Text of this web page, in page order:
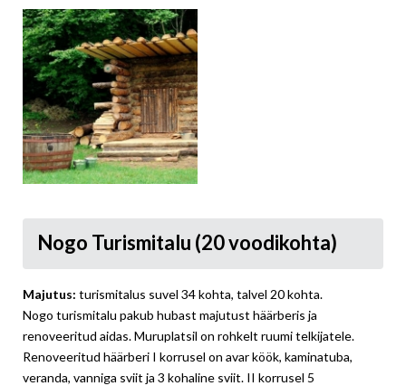
Nogo Turismitalu (20 voodikohta)
Majutus: turismitalus suvel 34 kohta, talvel 20 kohta.
Nogo turismitalu pakub hubast majutust häärberis ja
renoveeritud aidas. Muruplatsil on rohkelt ruumi telkijatele.
Renoveeritud häärberi I korrusel on avar köök, kaminatuba,
veranda, vanniga sviit ja 3 kohaline sviit. II korrusel 5